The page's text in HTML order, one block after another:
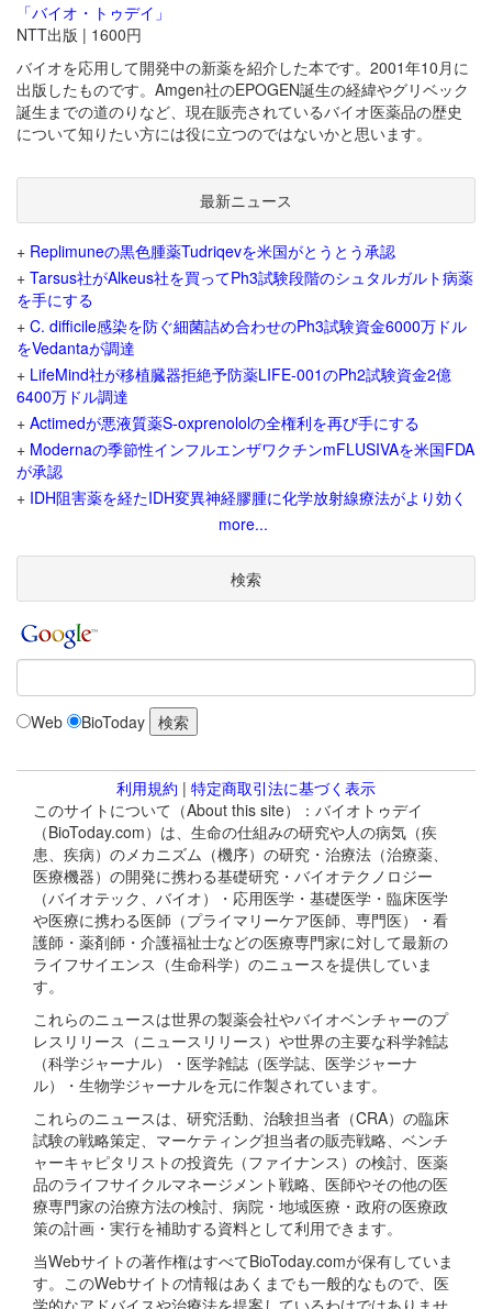
「バイオ・トゥデイ」
NTT出版 | 1600円
バイオを応用して開発中の新薬を紹介した本です。2001年10月に
出版したものです。Amgen社のEPOGEN誕生の経緯やグリベック
誕生までの道のりなど、現在販売されているバイオ医薬品の歴史
について知りたい方には役に立つのではないかと思います。
最新ニュース
+ Replimuneの黒色腫薬Tudriqevを米国がとうとう承認
+ Tarsus社がAlkeus社を買ってPh3試験段階のシュタルガルト病薬
を手にする
+ C. difficile感染を防ぐ細菌詰め合わせのPh3試験資金6000万ドル
をVedantaが調達
+ LifeMind社が移植臓器拒絶予防薬LIFE-001のPh2試験資金2億
6400万ドル調達
+ Actimedが悪液質薬S-oxprenololの全権利を再び手にする
+ Modernaの季節性インフルエンザワクチンmFLUSIVAを米国FDA
が承認
+ IDH阻害薬を経たIDH変異神経膠腫に化学放射線療法がより効く
more...
検索
Web BioToday
利用規約 | 特定商取引法に基づく表示
このサイトについて（About this site）：バイオトゥデイ
（BioToday.com）は、生命の仕組みの研究や人の病気（疾
患、疾病）のメカニズム（機序）の研究・治療法（治療薬、
医療機器）の開発に携わる基礎研究・バイオテクノロジー
（バイオテック、バイオ）・応用医学・基礎医学・臨床医学
や医療に携わる医師（プライマリーケア医師、専門医）・看
護師・薬剤師・介護福祉士などの医療専門家に対して最新の
ライフサイエンス（生命科学）のニュースを提供していま
す。
これらのニュースは世界の製薬会社やバイオベンチャーのプ
レスリリース（ニュースリリース）や世界の主要な科学雑誌
（科学ジャーナル）・医学雑誌（医学誌、医学ジャーナ
ル）・生物学ジャーナルを元に作製されています。
これらのニュースは、研究活動、治験担当者（CRA）の臨床
試験の戦略策定、マーケティング担当者の販売戦略、ベンチ
ャーキャピタリストの投資先（ファイナンス）の検討、医薬
品のライフサイクルマネージメント戦略、医師やその他の医
療専門家の治療方法の検討、病院・地域医療・政府の医療政
策の計画・実行を補助する資料として利用できます。
当Webサイトの著作権はすべてBioToday.comが保有していま
す。このWebサイトの情報はあくまでも一般的なもので、医